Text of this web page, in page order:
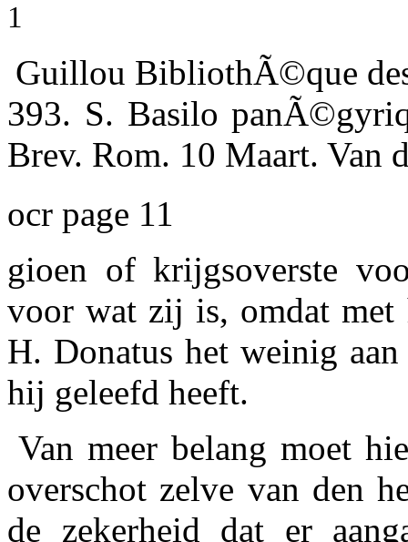
1
Guillou BibliothÃ©que
393. S. Basilo
Brev. Rom. 10 Maart. Van
ocr page 11
gioen of krijgsoverste
voor wat zij is, omdat met
H. Donatus het weinig
hij geleefd heeft.
Van meer belang moet
overschot zelve van den
de zekerheid dat er